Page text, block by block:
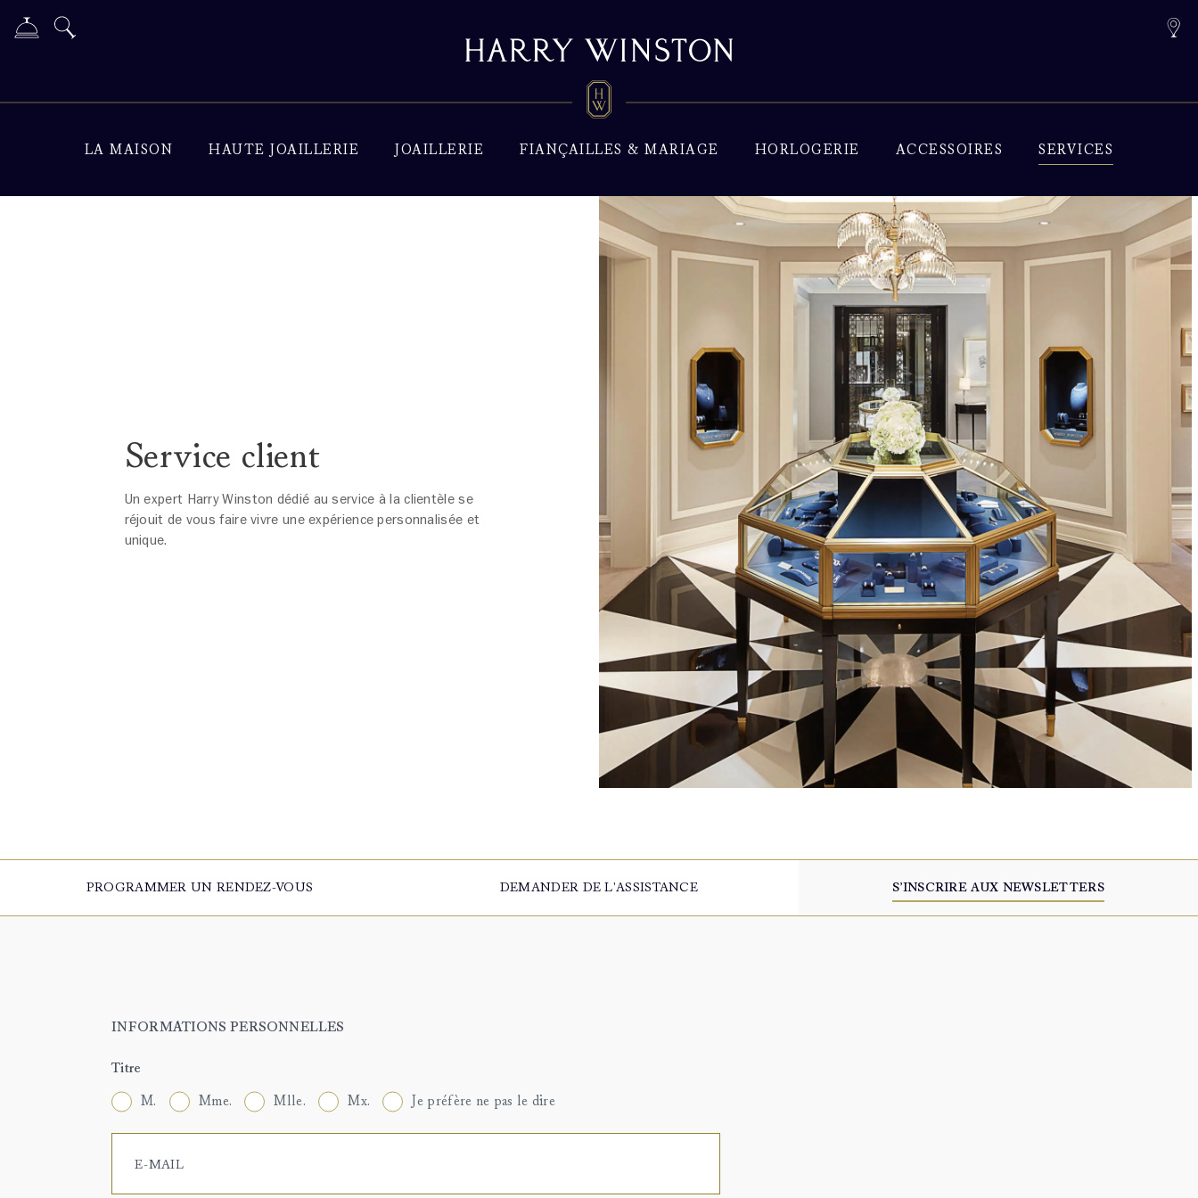
LA MAISON HAUTE JOAILLERIE JOAILLERIE FIANÇAILLES & MARIAGE HORLOGERIE ACCESSOIRES SERVICES
Service client
Un expert Harry Winston dédié au service à la clientèle se
réjouit de vous faire vivre une expérience personnalisée et
unique.
PROGRAMMER UN RENDEZ-VOUS DEMANDER DE L'ASSISTANCE S’INSCRIRE AUX NEWSLETTERS
INFORMATIONS PERSONNELLES
Titre
M.
Mme. Mlle. Mx. Je préfère ne pas le dire
E-MAIL